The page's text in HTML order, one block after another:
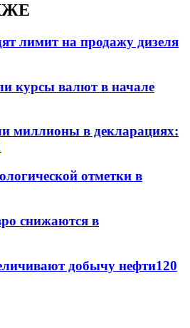
лимит на продажу дизеля
курсы валют в начале
миллионы в декларациях:
отметки в
снижаются в
добычу нефти120